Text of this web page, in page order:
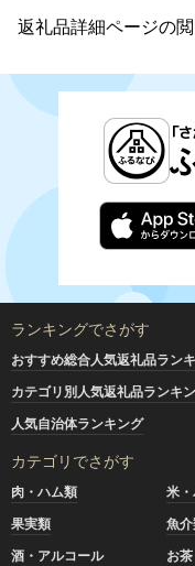
返礼品詳細ページの
ランキングでさがす
おすすめ総合人気返礼品ラン
カテゴリ別人気返礼品ランキ
人気自治体ランキング
カテゴリでさがす
肉・ハム類 米
果実類
魚
酒・アルコール
お